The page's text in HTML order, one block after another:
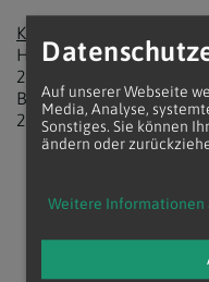
Kapuzinerkirche Wien
Heiliger Abend, 24.
21:30 Uhr: Einstimmung
Bläsermusik
22:00 Uhr: Christmette
Auf unserer Webseite
Media, Analyse,
Sonstiges. Sie können
ändern oder
Weitere Informationen